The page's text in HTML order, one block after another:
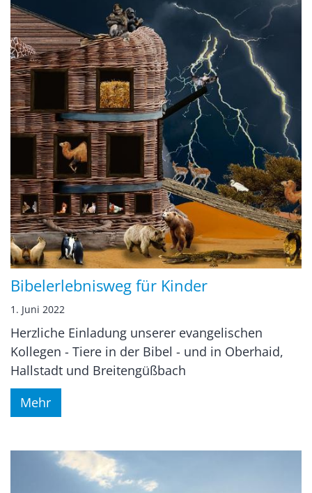
Bibelerlebnisweg für Kinder
1. Juni 2022
Herzliche Einladung unserer evangelischen
Kollegen - Tiere in der Bibel - und in Oberhaid,
Hallstadt und Breitengüßbach
Mehr